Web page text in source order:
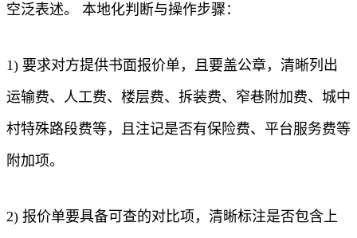
空泛表述。 本地化判断与操作步骤：
1) 要求对方提供书面报价单，且要盖公章，清晰列出
运输费、人工费、楼层费、拆装费、窄巷附加费、城中
村特殊路段费等，且注记是否有保险费、平台服务费等
附加项。
2) 报价单要具备可查的对比项，清晰标注是否包含上